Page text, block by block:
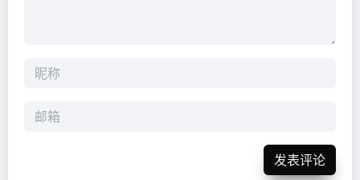
发表评论